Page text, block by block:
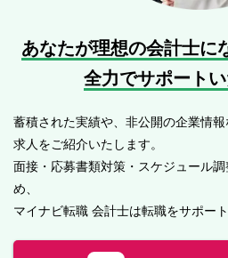
あなたが理想の会計士に
全力でサポートい
蓄積された実績や、非公開の企業情
求人をご紹介いたします。
面接・応募書類対策・スケジュール
め、
マイナビ転職 会計士は転職をサポート